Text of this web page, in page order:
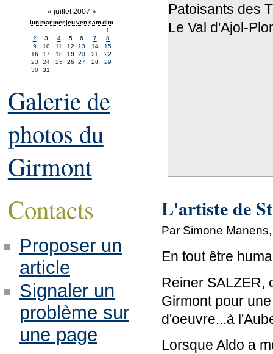
Patoisants des
Le Val d'Ajol-
L'artiste de
Par Simone
En tout être
Reiner SALZER,
Girmont pour
d'oeuvre...à
Lorsque Aldo a
« juillet 2007 »
lunmarmerjeuvensamdim
1
2
3 4 5 6 7
8
9
10 11 12 13 14
15
16
17 18 19 20 21
22
23
24 25 26 27 28
29
30
31
Galerie de
photos du
Girmont
Contacts
Proposer un
article
Signaler un
problème sur
une page